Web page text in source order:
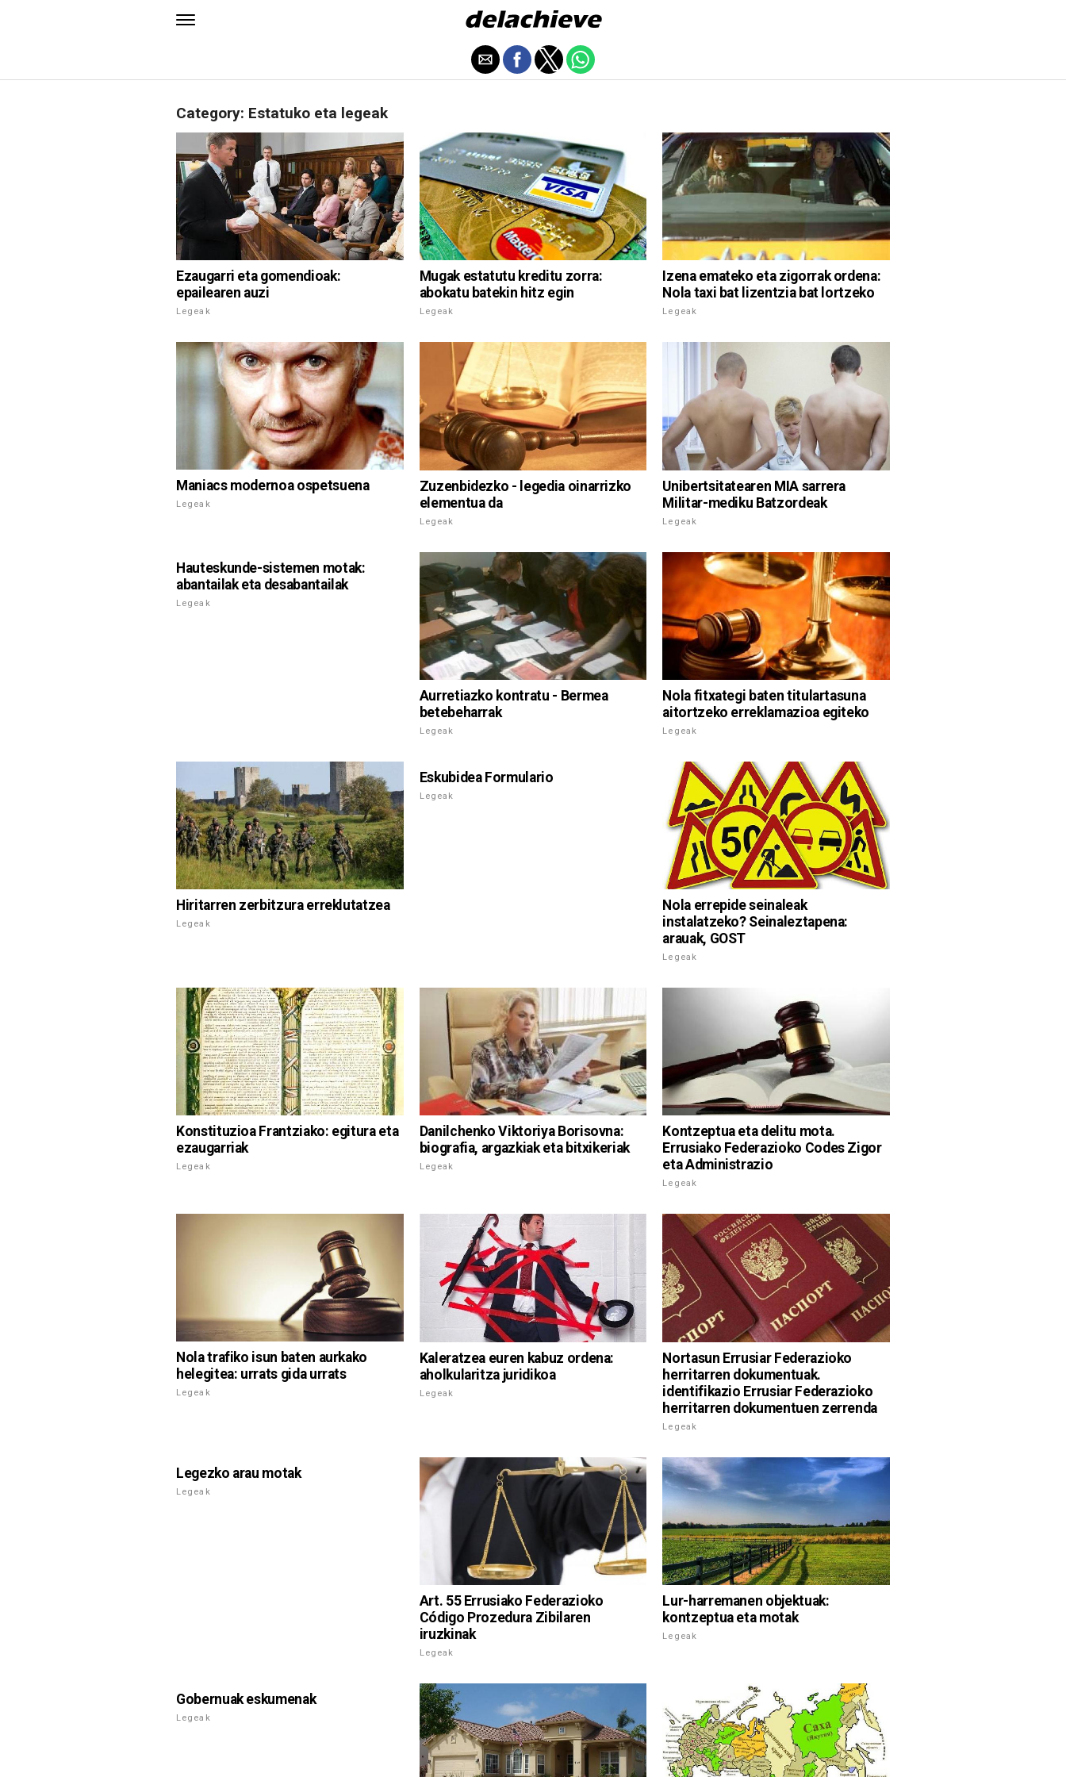
Category: Estatuko eta legeak
Ezaugarri eta gomendioak:
epailearen auzi
Legeak
Mugak estatutu kreditu zorra:
abokatu batekin hitz egin
Legeak
Izena emateko eta zigorrak ordena:
Nola taxi bat lizentzia bat lortzeko
Legeak
Maniacs modernoa ospetsuena
Legeak
Zuzenbidezko - legedia oinarrizko
elementua da
Legeak
Unibertsitatearen MIA sarrera
Militar-mediku Batzordeak
Legeak
Hauteskunde-sistemen motak:
abantailak eta desabantailak
Legeak
Aurretiazko kontratu - Bermea
betebeharrak
Legeak
Nola fitxategi baten titulartasuna
aitortzeko erreklamazioa egiteko
Legeak
Hiritarren zerbitzura erreklutatzea
Legeak
Eskubidea Formulario
Legeak
Nola errepide seinaleak
instalatzeko? Seinaleztapena:
arauak, GOST
Legeak
Konstituzioa Frantziako: egitura eta
ezaugarriak
Legeak
Danilchenko Viktoriya Borisovna:
biografia, argazkiak eta bitxikeriak
Legeak
Kontzeptua eta delitu mota.
Errusiako Federazioko Codes Zigor
eta Administrazio
Legeak
Nola trafiko isun baten aurkako
helegitea: urrats gida urrats
Legeak
Kaleratzea euren kabuz ordena:
aholkularitza juridikoa
Legeak
Nortasun Errusiar Federazioko
herritarren dokumentuak.
identifikazio Errusiar Federazioko
herritarren dokumentuen zerrenda
Legeak
Legezko arau motak
Legeak
Art. 55 Errusiako Federazioko
Código Prozedura Zibilaren
iruzkinak
Legeak
Lur-harremanen objektuak:
kontzeptua eta motak
Legeak
Gobernuak eskumenak
Legeak